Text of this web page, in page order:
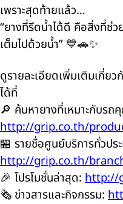
เพราะสุดท้ายแล้ว…
“ยางที่รีดน้ำได้ดี คือสิ่งที่ช่
เต็มไปด้วยน้ำ” 💙🚗✨
ดูรายละเอียดเพิ่มเติมเกี่ย
ได้ที่
🔎 ค้นหายางที่เหมาะกับรถ
http://grip.co.th/
🏪 รายชื่อศูนย์บริการทั่วปร
http://grip.co.th/
🎉 โปรโมชั่นล่าสุด: http://
🗞️ ข่าวสารและกิจกรรม: